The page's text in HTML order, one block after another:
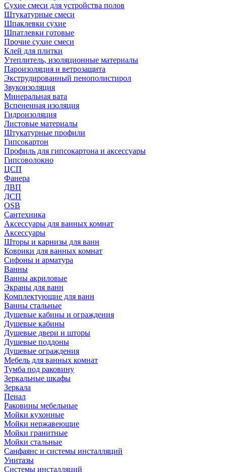
Сухие смеси для устройства полов
Штукатурные смеси
Шпаклевки сухие
Шпатлевки готовые
Прочие сухие смеси
Клей для плитки
Утеплитель, изоляционные материалы
Пароизоляция и ветрозащита
Экструдированный пенополистирол
Звукоизоляция
Минеральная вата
Вспененная изоляция
Гидроизоляция
Листовые материалы
Штукатурные профили
Гипсокартон
Профиль для гипсокартона и аксессуары
Гипсоволокно
ЦСП
Фанера
ДВП
ДСП
OSB
Сантехника
Аксессуары для ванных комнат
Аксессуары
Шторы и карнизы для ванн
Коврики для ванных комнат
Сифоны и арматура
Ванны
Ванны акриловые
Экраны для ванн
Комплектующие для ванн
Ванны стальные
Душевые кабины и ограждения
Душевые кабины
Душевые двери и шторы
Душевые поддоны
Душевые ограждения
Мебель для ванных комнат
Тумба под раковину
Зеркальные шкафы
Зеркала
Пенал
Раковины мебельные
Мойки кухонные
Мойки нержавеющие
Мойки гранитные
Мойки стальные
Санфаянс и системы инсталляций
Унитазы
Системы инсталляций